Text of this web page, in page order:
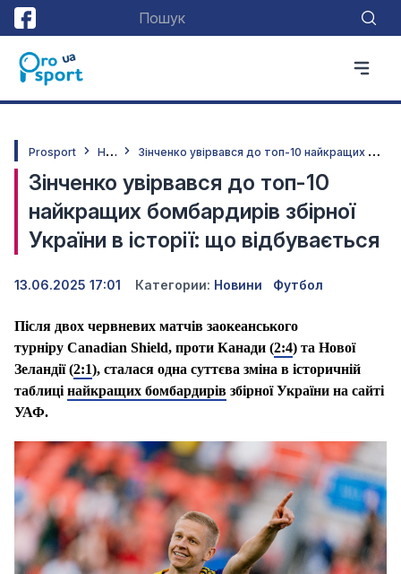
Prosport Н
овини З
інченко увірвався до топ-10 найкращих бомбардирів збірної України в історії: що відбувається
Зінченко увірвався до топ-10
найкращих бомбардирів збірної
України в історії: що відбувається
13.06.2025 17:01 Категории: Новини Футбол
Після двох червневих матчів заокеанського
турніру Canadian Shield, проти Канади (2:4) та Нової
Зеландії (2:1), сталася одна суттєва зміна в історичній
таблиці найкращих бомбардирів збірної України на сайті
УАФ.